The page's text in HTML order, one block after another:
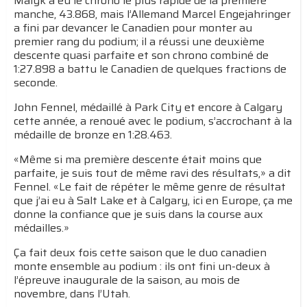
manche, 43.868, mais l’Allemand Marcel Engejahringer
a fini par devancer le Canadien pour monter au
premier rang du podium; il a réussi une deuxième
descente quasi parfaite et son chrono combiné de
1:27.898 a battu le Canadien de quelques fractions de
seconde.
John Fennel, médaillé à Park City et encore à Calgary
cette année, a renoué avec le podium, s’accrochant à la
médaille de bronze en 1:28.463.
«Même si ma première descente était moins que
parfaite, je suis tout de même ravi des résultats,» a dit
Fennel. «Le fait de répéter le même genre de résultat
que j’ai eu à Salt Lake et à Calgary, ici en Europe, ça me
donne la confiance que je suis dans la course aux
médailles.»
Ça fait deux fois cette saison que le duo canadien
monte ensemble au podium : ils ont fini un-deux à
l’épreuve inaugurale de la saison, au mois de
novembre, dans l’Utah.